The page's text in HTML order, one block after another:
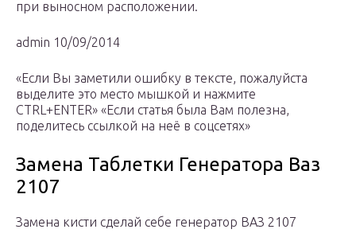
при выносном расположении.
admin 10/09/2014
«Если Вы заметили ошибку в тексте, пожалуйста
выделите это место мышкой и нажмите
CTRL+ENTER» «Если статья была Вам полезна,
поделитесь ссылкой на неё в соцсетях»
Замена Таблетки Генератора Ваз
2107
Замена кисти сделай себе генератор ВАЗ 2107